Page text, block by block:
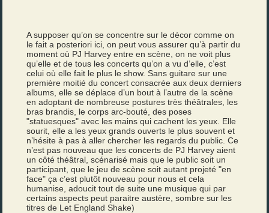
A supposer qu’on se concentre sur le décor comme on
le fait a posteriori ici, on peut vous assurer qu’à partir du
moment où PJ Harvey entre en scène, on ne voit plus
qu’elle et de tous les concerts qu’on a vu d’elle, c’est
celui où elle fait le plus le show. Sans guitare sur une
première moitié du concert consacrée aux deux derniers
albums, elle se déplace d’un bout à l’autre de la scène
en adoptant de nombreuse postures très théâtrales, les
bras brandis, le corps arc-bouté, des poses
"statuesques" avec les mains qui cachent les yeux. Elle
sourit, elle a les yeux grands ouverts le plus souvent et
n’hésite à pas à aller chercher les regards du public. Ce
n’est pas nouveau que les concerts de PJ Harvey aient
un côté théâtral, scénarisé mais que le public soit un
participant, que le jeu de scène soit autant projeté "en
face" ça c’est plutôt nouveau pour nous et cela
humanise, adoucit tout de suite une musique qui par
certains aspects peut paraitre austère, sombre sur les
titres de Let England Shake)